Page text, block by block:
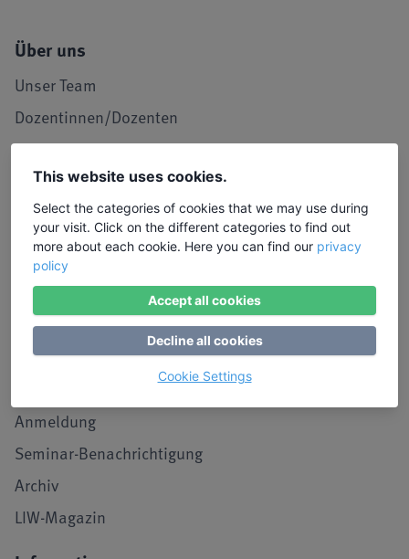
Über uns
Unser Team
Dozentinnen/Dozenten
Unser Leitbild
Seminarraum in Köln
LIW in den Medien
Jobs und Karriere
Referenzen / Kooperationen
Service
Kontakt, Lob und Kritik
Stimmen von Teilnehmenden
Anmeldung
Seminar-Benachrichtigung
Archiv
LIW-Magazin
This website uses cookies.
Select the categories of cookies that we may use during
your visit. Click on the different categories to find out
more about each cookie. Here you can find our privacy
policy
Accept all cookies
Decline all cookies
Cookie Settings